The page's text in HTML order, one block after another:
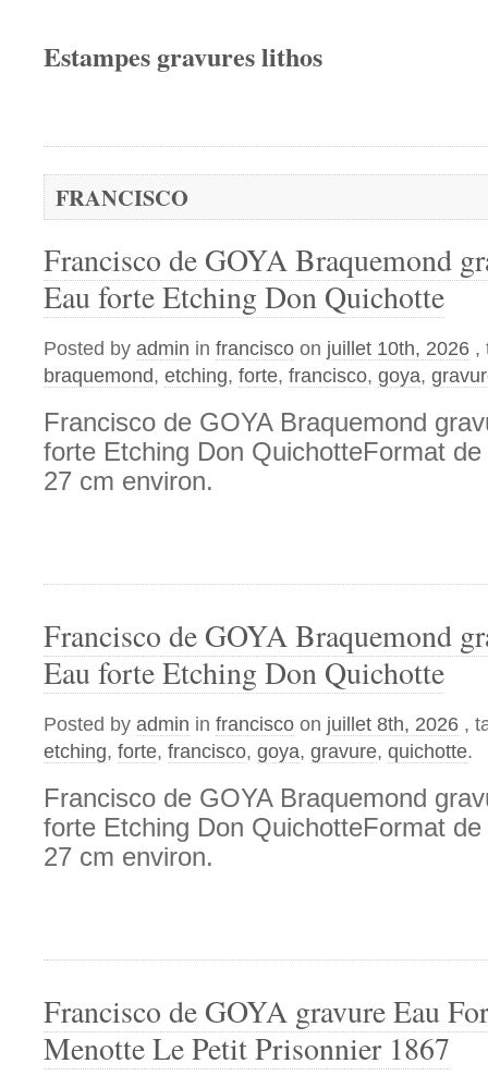
Estampes gravures lithos
FRANCISCO
Francisco de GOYA Braquemond
Eau forte Etching Don Quichotte
Posted by admin in francisco on juillet 10th, 2026 ,
braquemond, etching, forte, francisco, goya,
Francisco de GOYA Braquemond
forte Etching Don QuichotteFormat
27 cm environ.
Francisco de GOYA Braquemond
Eau forte Etching Don Quichotte
Posted by admin in francisco on juillet 8th, 2026 ,
etching, forte, francisco, goya, gravure, quichotte.
Francisco de GOYA Braquemond
forte Etching Don QuichotteFormat
27 cm environ.
Francisco de GOYA gravure Eau
Menotte Le Petit Prisonnier 1867